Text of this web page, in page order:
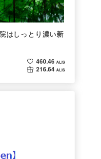
はしっとり濃い新
460.46 ALIS
216.64 ALIS